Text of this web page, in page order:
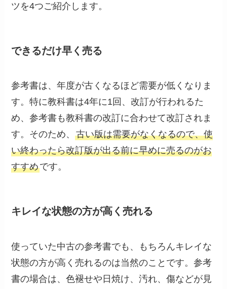
ツを4つご紹介します。
できるだけ早く売る
参考書は、年度が古くなるほど需要が低くなりま
す。特に教科書は4年に1回、改訂が行われるた
め、参考書も教科書の改訂に合わせて改訂されま
す。そのため、古い版は需要がなくなるので、使
い終わったら改訂版が出る前に早めに売るのがお
すすめです。
キレイな状態の方が高く売れる
使っていた中古の参考書でも、もちろんキレイな
状態の方が高く売れるのは当然のことです。参考
書の場合は、色褪せや日焼け、汚れ、傷などが見